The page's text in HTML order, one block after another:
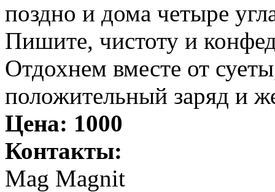
поздно и дома четыре
Пишите, чистоту и
Отдохнем вместе от
положительный заряд и
Цена: 1000
Контакты:
Mag Magnit